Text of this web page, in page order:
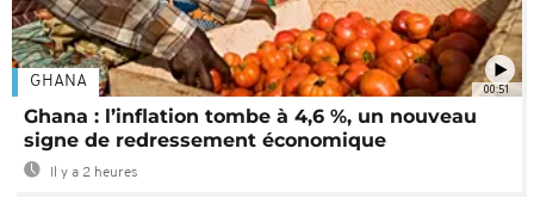
00:51
GHANA
Ghana : l’inflation tombe à 4,6 %, un nouveau
signe de redressement économique
Il y a 2 heures